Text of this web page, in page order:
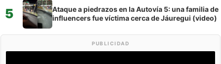
5
Ataque a piedrazos en la Autovía 5: una familia de
influencers fue víctima cerca de Jáuregui (video)
PUBLICIDAD